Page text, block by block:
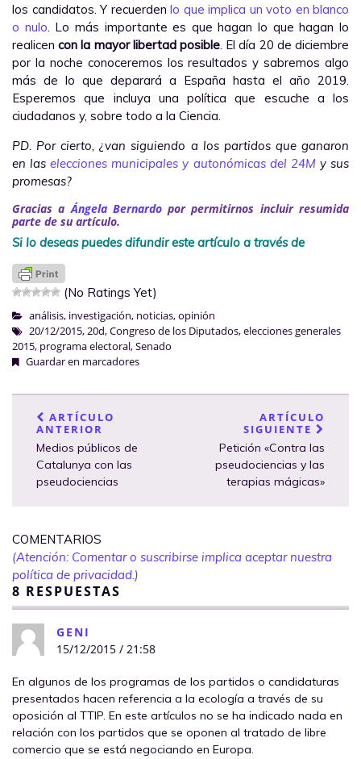
los candidatos. Y recuerden lo que implica un voto en blanco
o nulo . Lo más importante es que hagan lo que hagan lo
realicencon la mayor libertad posible . El día 20 de diciembre
por la noche conoceremos los resultados y sabremos algo
más de lo que deparará a España hasta el año 2019.
Esperemos que incluya una política que escuche a los
ciudadanos y, sobre todo a la Ciencia.
PD. Por cierto, ¿van siguiendo a los partidos que ganaron
en laselecciones municipales y autonómicas del 24M y sus
promesas?
Gracias a Ángela Bernardopor permitirnos incluir resumida
parte de su artículo.
Si lo deseas puedes difundir este artículo a través de
(No Ratings Yet)
análisis, investigación, noticias,opinión
20/12/2015,20d,Congreso de los Diputados,elecciones generales
2015, programa electoral,Senado
Guardar en marcadores
ARTÍCULO
ANTERIOR
Medios públicos de
Catalunya con las
pseudociencias
ARTÍCULO
SIGUIENTE
Petición «Contra las
pseudociencias y las
terapias mágicas»
COMENTARIOS
(Atención: Comentar o suscribirse implica aceptar nuestra
política de privacidad.)
8 RESPUESTAS
GENI
15/12/2015 / 21:58
En algunos de los programas de los partidos o candidaturas
presentados hacen referencia a la ecología a través de su
oposición al TTIP. En este artículos no se ha indicado nada en
relación con los partidos que se oponen al tratado de libre
comercio que se está negociando en Europa.